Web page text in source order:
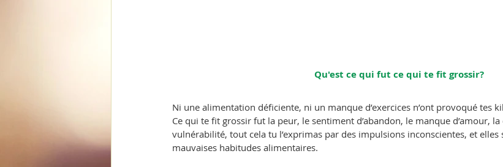
Qu'est ce qui fut ce qui te fit grossir?
Ni une alimentation déficiente, ni un manque d’exercices n’ont provoqué tes
Ce qui te fit grossir fut la peur, le sentiment d’abandon, le manque d’amour,
vulnérabilité, tout cela tu l’exprimas par des impulsions inconscientes, et
mauvaises habitudes alimentaires.